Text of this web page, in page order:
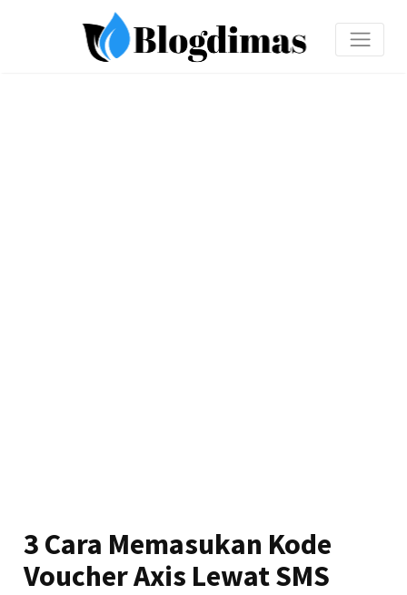
3 Cara Memasukan Kode
Voucher Axis Lewat SMS